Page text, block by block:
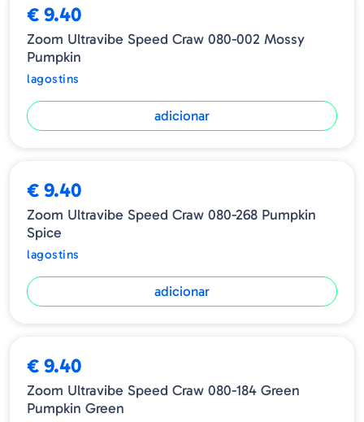
€ 9.40
Zoom Ultravibe Speed Craw 080-002 Mossy
Pumpkin
lagostins
adicionar
€ 9.40
Zoom Ultravibe Speed Craw 080-268 Pumpkin
Spice
lagostins
adicionar
€ 9.40
Zoom Ultravibe Speed Craw 080-184 Green
Pumpkin Green